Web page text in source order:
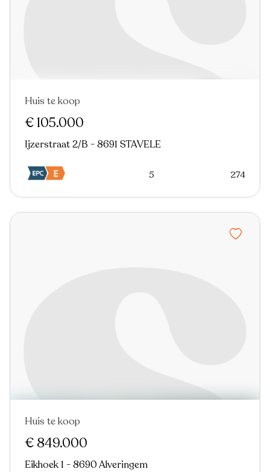
Huis te koop
€ 105.000
Ijzerstraat 2/B - 8691 STAVELE
5 274
Huis te koop
€ 849.000
Eikhoek 1 - 8690 Alveringem